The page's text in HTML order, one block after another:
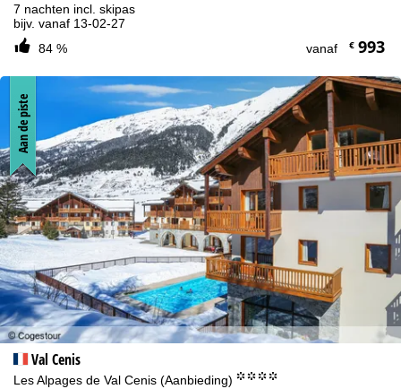
7 nachten incl. skipas
bijv. vanaf 13-02-27
84 %
vanaf €993
Val Cenis
Les Alpages de Val Cenis (Aanbieding) °°°°
Aan de piste